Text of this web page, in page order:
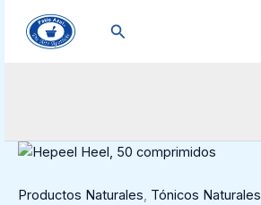
contenido
Buscar
Productos Naturales, Tónicos Naturales